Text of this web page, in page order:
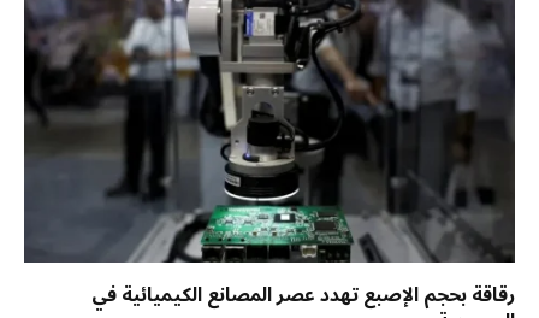
رقاقة بحجم الإصبع تهدد عصر المصانع الكيميائية في